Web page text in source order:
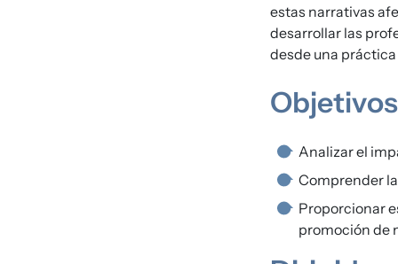
estas narrativas
desarrollar las
desde una
Objetivos
Analizar el
Comprender
Proporcionar
promoción de